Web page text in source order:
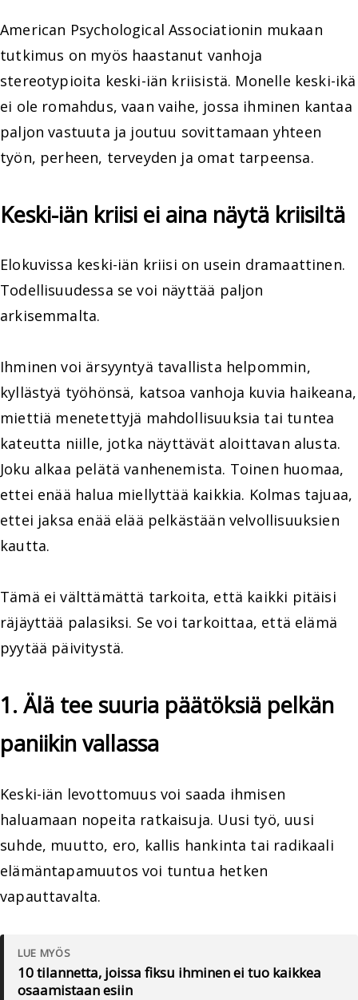
American Psychological Associationin mukaan
tutkimus on myös haastanut vanhoja
stereotypioita keski-iän kriisistä. Monelle keski-ikä
ei ole romahdus, vaan vaihe, jossa ihminen kantaa
paljon vastuuta ja joutuu sovittamaan yhteen
työn, perheen, terveyden ja omat tarpeensa.
Keski-iän kriisi ei aina näytä kriisiltä
Elokuvissa keski-iän kriisi on usein dramaattinen.
Todellisuudessa se voi näyttää paljon
arkisemmalta.
Ihminen voi ärsyyntyä tavallista helpommin,
kyllästyä työhönsä, katsoa vanhoja kuvia haikeana,
miettiä menetettyjä mahdollisuuksia tai tuntea
kateutta niille, jotka näyttävät aloittavan alusta.
Joku alkaa pelätä vanhenemista. Toinen huomaa,
ettei enää halua miellyttää kaikkia. Kolmas tajuaa,
ettei jaksa enää elää pelkästään velvollisuuksien
kautta.
Tämä ei välttämättä tarkoita, että kaikki pitäisi
räjäyttää palasiksi. Se voi tarkoittaa, että elämä
pyytää päivitystä.
1. Älä tee suuria päätöksiä pelkän
paniikin vallassa
Keski-iän levottomuus voi saada ihmisen
haluamaan nopeita ratkaisuja. Uusi työ, uusi
suhde, muutto, ero, kallis hankinta tai radikaali
elämäntapamuutos voi tuntua hetken
vapauttavalta.
LUE MYÖS
10 tilannetta, joissa fiksu ihminen ei tuo kaikkea
osaamistaan esiin